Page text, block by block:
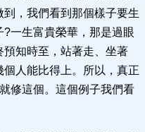
，我們看到那個樣子要生
一生富貴榮華，那是過眼
知時至，站著走、坐著
人能比得上。所以，真正
修這個。這個例子我們看